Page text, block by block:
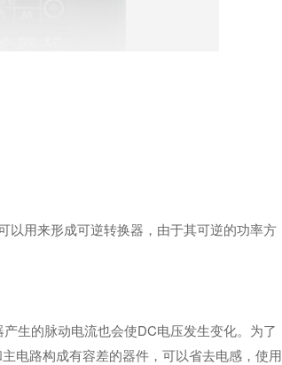
以用来形成可逆转换器，由于其可逆的功率方
生的脉动电流也会使DC电压发生变化。为了
电路构成有容差的器件，可以省去电感，使用